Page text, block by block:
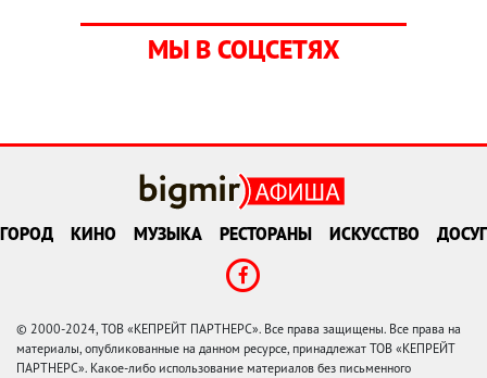
МЫ В СОЦСЕТЯХ
ГОРОД КИНО МУЗЫКА РЕСТОРАНЫ ИСКУССТВО ДОСУГ
© 2000-2024, ТОВ «КЕПРЕЙТ ПАРТНЕРС». Все права защищены. Все права на
материалы, опубликованные на данном ресурсе, принадлежат ТОВ «КЕПРЕЙТ
ПАРТНЕРС». Какое-либо использование материалов без письменного